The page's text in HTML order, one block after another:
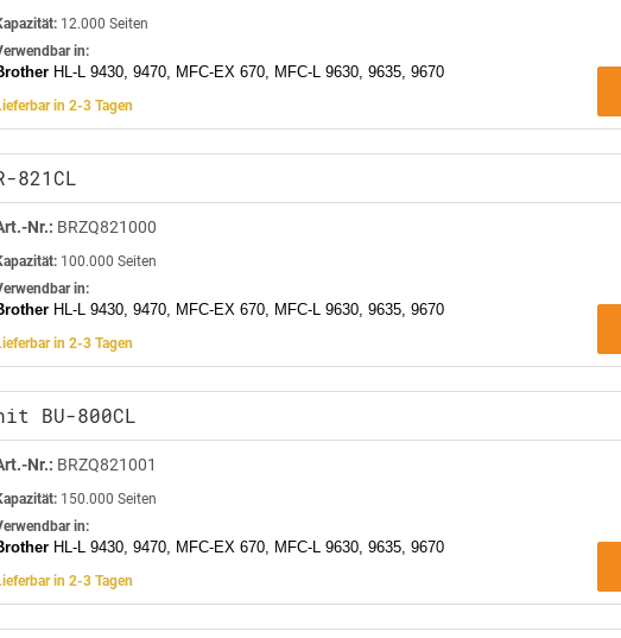
12.000 Seiten
in:
HL-L 9430, 9470, MFC-EX 670, MFC-L 9630, 9635, 9670
in 2-3 Tagen
821CL
Nr.: BRZQ821000
100.000 Seiten
in:
HL-L 9430, 9470, MFC-EX 670, MFC-L 9630, 9635, 9670
in 2-3 Tagen
BU-800CL
Nr.: BRZQ821001
150.000 Seiten
in:
HL-L 9430, 9470, MFC-EX 670, MFC-L 9630, 9635, 9670
in 2-3 Tagen